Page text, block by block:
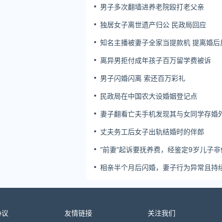
男子多次翻墙进养老院殴打老父亲
独居女子离世遗产归公 民政局回应
知名主播被妻子全家当提款机 提离婚后
离异男拒付成年孩子百万留学费被诉
男子闪婚闪离 索还百万彩礼
民政局在中国农大设婚姻登记点
妻子翻看亡夫手机发现其与女同学存婚
丈夫务工后女子出轨结婚时的伴郎
“前妻”起诉要抚养费，经鉴定9岁儿子
相亲半个月后闪婚，妻子行为异常且持
病，撤销两人婚姻关系
友情链接 关注我们